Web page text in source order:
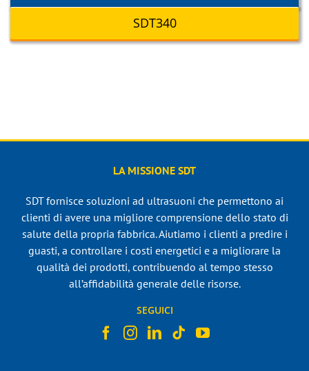
SDT340
LA MISSIONE SDT
SDT fornisce soluzioni ad ultrasuoni che permettono ai
clienti di avere una migliore comprensione dello stato di
salute della propria fabbrica. Aiutiamo i clienti a predire i
guasti, a controllare i costi energetici e a migliorare la
qualità dei prodotti, contribuendo al tempo stesso
all’affidabilità generale delle risorse.
SEGUICI